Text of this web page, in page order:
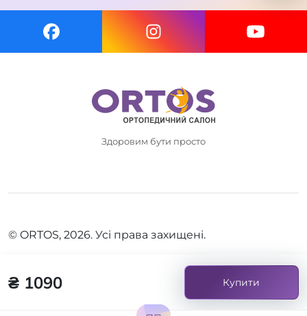
₴ 1090 Купити
Здоровим бути просто
© ORTOS, 2026. Усі права захищені.